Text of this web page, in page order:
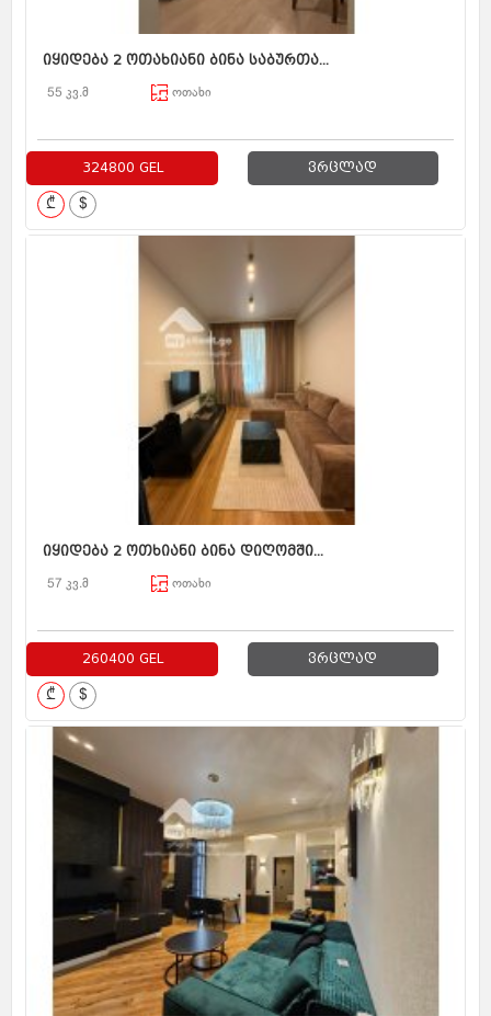
იყიდება 2 ოთახიანი ბინა საბურთა...
55 კვ.მ ოთახი
324800 GEL ვრცლად
₾ $
იყიდება 2 ოთხიანი ბინა დიღომში...
57 კვ.მ ოთახი
260400 GEL ვრცლად
₾ $